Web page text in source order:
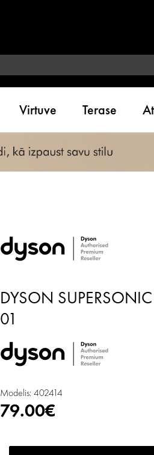
Virtuve Terase
DYSON SUPERSONIC PRO HD02/HD04 filtrs, 965001-
01
Modelis: 402414
79.00€